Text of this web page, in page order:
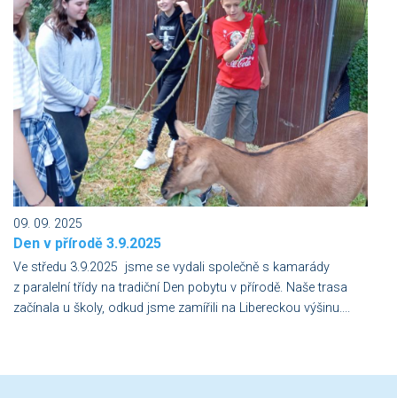
09. 09. 2025
Den v přírodě 3.9.2025
Ve středu 3.9.2025 jsme se vydali společně s kamarády
z paralelní třídy na tradiční Den pobytu v přírodě. Naše trasa
začínala u školy, odkud jsme zamířili na Libereckou výšinu....